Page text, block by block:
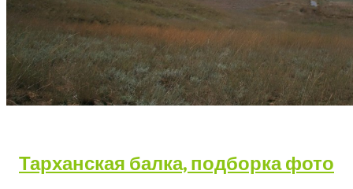
Тарханская балка, подборка фото